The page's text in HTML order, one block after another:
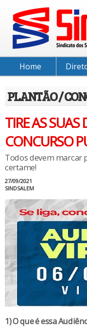
Home
PLANTÃO /
TIRE AS
CONCURSO
Todos devem marcar
certame!
27/09/2021
SINDSALEM
1) O que é essa